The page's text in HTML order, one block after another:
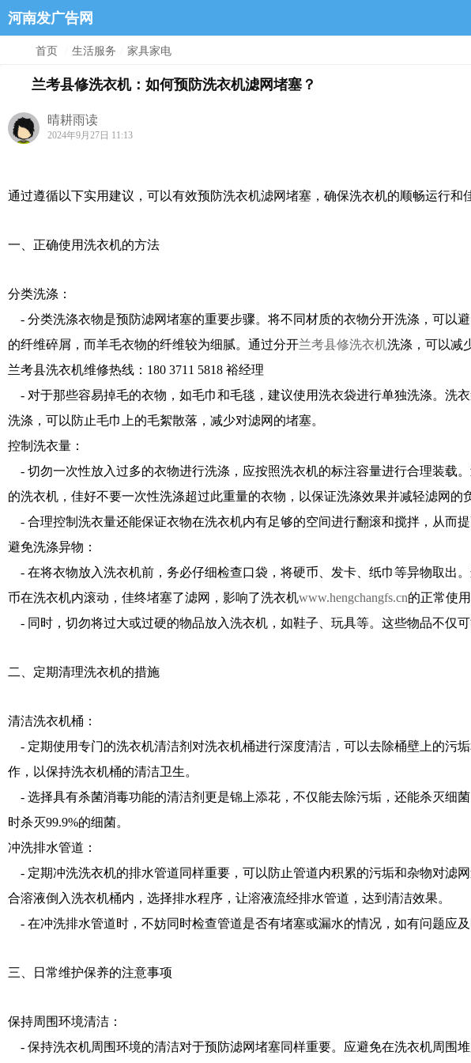
河南发广告网
首页 生活服务 家具家电
兰考县修洗衣机：如何预防洗衣机滤网堵塞？
晴耕雨读
2024年9月27日 11:13
通过遵循以下实用建议，可以有效预防洗衣机滤网堵塞，确保洗衣机的顺畅运行和
一、正确使用洗衣机的方法
分类洗涤：
- 分类洗涤衣物是预防滤网堵塞的重要步骤。将不同材质的衣物分开洗涤，可以
的纤维碎屑，而羊毛衣物的纤维较为细腻。通过分开兰考县修洗衣机洗涤，可以减
兰考县洗衣机维修热线：180 3711 5818 裕经理
- 对于那些容易掉毛的衣物，如毛巾和毛毯，建议使用洗衣袋进行单独洗涤。洗
洗涤，可以防止毛巾上的毛絮散落，减少对滤网的堵塞。
控制洗衣量：
- 切勿一次性放入过多的衣物进行洗涤，应按照洗衣机的标注容量进行合理装载
的洗衣机，佳好不要一次性洗涤超过此重量的衣物，以保证洗涤效果并减轻滤网的
- 合理控制洗衣量还能保证衣物在洗衣机内有足够的空间进行翻滚和搅拌，从而
避免洗涤异物：
- 在将衣物放入洗衣机前，务必仔细检查口袋，将硬币、发卡、纸巾等异物取出
币在洗衣机内滚动，佳终堵塞了滤网，影响了洗衣机www.hengchangfs.cn的正常使用
- 同时，切勿将过大或过硬的物品放入洗衣机，如鞋子、玩具等。这些物品不仅
二、定期清理洗衣机的措施
清洁洗衣机桶：
- 定期使用专门的洗衣机清洁剂对洗衣机桶进行深度清洁，可以去除桶壁上的污
作，以保持洗衣机桶的清洁卫生。
- 选择具有杀菌消毒功能的清洁剂更是锦上添花，不仅能去除污垢，还能杀灭细
时杀灭99.9%的细菌。
冲洗排水管道：
- 定期冲洗洗衣机的排水管道同样重要，可以防止管道内积累的污垢和杂物对滤
合溶液倒入洗衣机桶内，选择排水程序，让溶液流经排水管道，达到清洁效果。
- 在冲洗排水管道时，不妨同时检查管道是否有堵塞或漏水的情况，如有问题应及
三、日常维护保养的注意事项
保持周围环境清洁：
- 保持洗衣机周围环境的清洁对于预防滤网堵塞同样重要。应避免在洗衣机周围